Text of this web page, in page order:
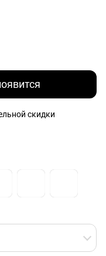
скидки